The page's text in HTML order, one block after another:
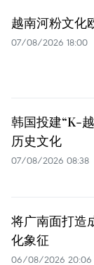
越南河粉文化
07/08/2026 18:00
韩国投建“K-
历史文化
07/08/2026 08:38
将广南面打造
化象征
06/08/2026 20:06